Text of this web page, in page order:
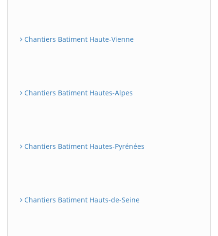
Chantiers Batiment Haute-Vienne
Chantiers Batiment Hautes-Alpes
Chantiers Batiment Hautes-Pyrénées
Chantiers Batiment Hauts-de-Seine